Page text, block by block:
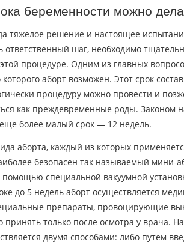
беременности можно
тяжелое решение и настоящее
ответственный шаг, необходимо
процедуре. Одним из главных
аборт возможен. Этот срок
процедуру можно провести и
как преждевременные роды. Законом
еще более малый срок — 12 недель.
аборта, каждый из которых
безопасен так называемый мини-
помощью специальной вакуумной
до 5 недель аборт осуществляется
препараты, провоцирующие
только после осмотра у врача.
двумя способами: либо путем